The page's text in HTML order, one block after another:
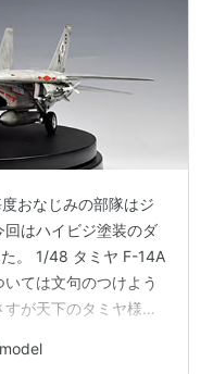
おなじみの部隊はジ
回はハイビジ塗装のダ
。 1/48 タミヤ F-14A
ては文句のつけよう
が天下のタミヤ様で
クスですね。 蛇のマ